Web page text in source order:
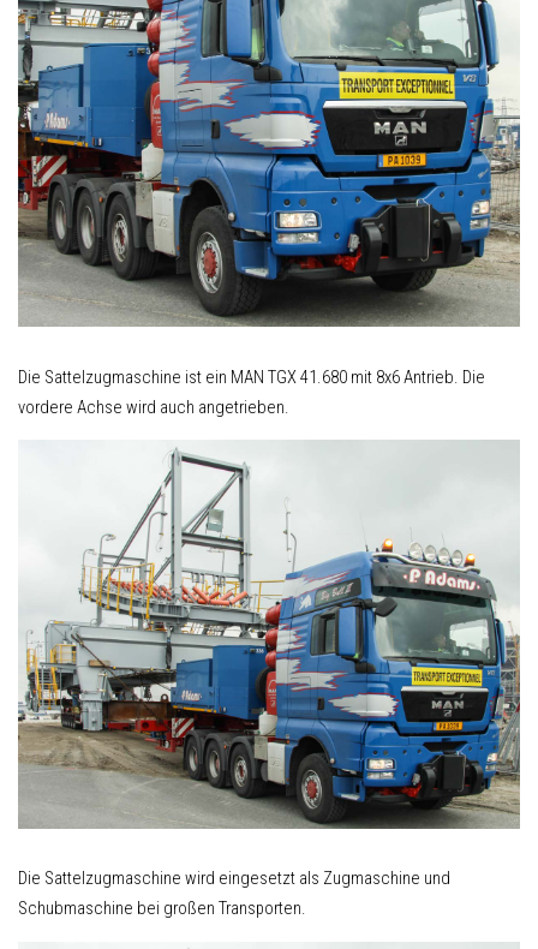
Die Sattelzugmaschine ist ein MAN TGX 41.680 mit 8x6 Antrieb. Die
vordere Achse wird auch angetrieben.
Die Sattelzugmaschine wird eingesetzt als Zugmaschine und
Schubmaschine bei großen Transporten.